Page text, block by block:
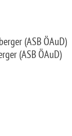
(ASB ÖAuD)
(ASB ÖAuD)